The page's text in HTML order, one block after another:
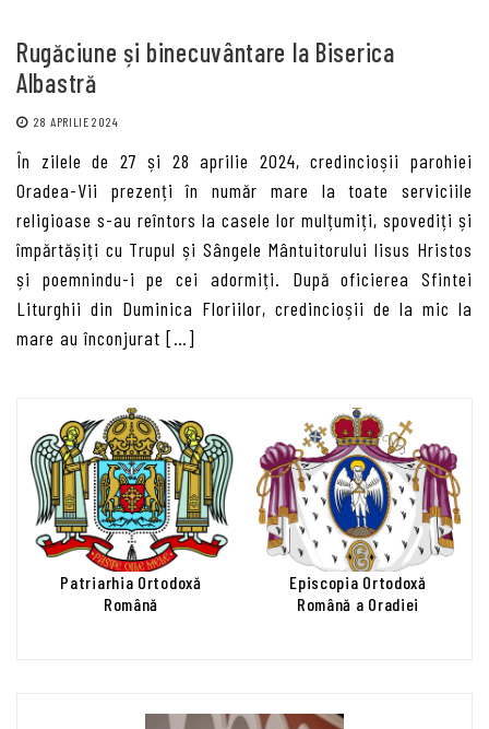
Rugăciune și binecuvântare la Biserica
Albastră
28 APRILIE 2024
În zilele de 27 și 28 aprilie 2024, credincioșii parohiei
Oradea-Vii prezenți în număr mare la toate serviciile
religioase s-au reîntors la casele lor mulțumiți, spovediți și
împărtășiți cu Trupul și Sângele Mântuitorului Iisus Hristos
și poemnindu-i pe cei adormiți. După oficierea Sfintei
Liturghii din Duminica Floriilor, credincioșii de la mic la
mare au înconjurat […]
Patriarhia Ortodoxă
Română
Episcopia Ortodoxă
Română a Oradiei